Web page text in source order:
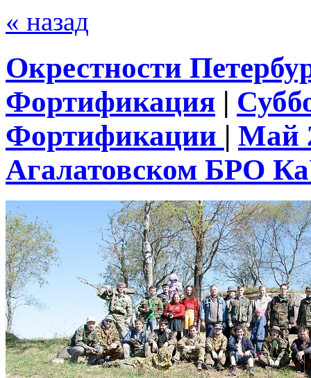
« назад
Окрестности
Фортификация |
Фортификации | Май
Агалатовском БРО